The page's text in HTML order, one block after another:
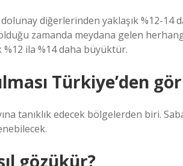
diğerlerinden yaklaşık %12-14
zamanda meydana gelen
ila %14 daha büyüktür.
Türkiye’den
tanıklık edecek bölgelerden biri.
gözükür?